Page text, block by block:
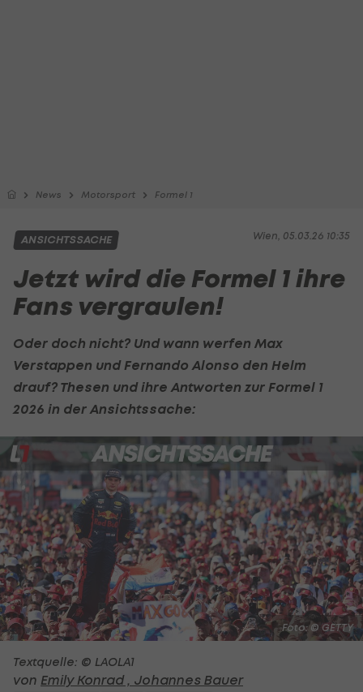
News Motorsport Formel 1
Wien, 05.03.26 10:35
ANSICHTSSACHE
Jetzt wird die Formel 1 ihre
Fans vergraulen!
Oder doch nicht? Und wann werfen Max
Verstappen und Fernando Alonso den Helm
drauf? Thesen und ihre Antworten zur Formel 1
2026 in der Ansichtssache:
Foto: © GETTY
Textquelle: © LAOLA1
von Emily Konrad , Johannes Bauer